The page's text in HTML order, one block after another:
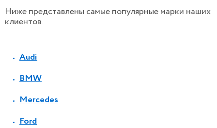
Ниже представлены самые популярные марки наших
клиентов.
Audi
BMW
Mercedes
Ford